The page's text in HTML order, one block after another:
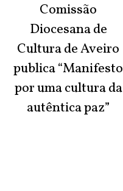
Comissão
Diocesana de
Cultura de Aveiro
publica “Manifesto
por uma cultura da
autêntica paz”